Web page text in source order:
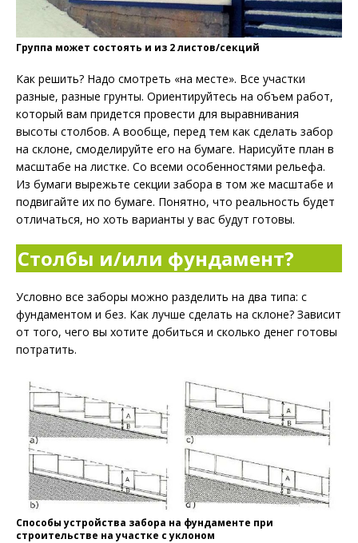
Группа может состоять и из 2 листов/секций
Как решить? Надо смотреть «на месте». Все участки
разные, разные грунты. Ориентируйтесь на объем работ,
который вам придется провести для выравнивания
высоты столбов. А вообще, перед тем как сделать забор
на склоне, смоделируйте его на бумаге. Нарисуйте план в
масштабе на листке. Со всеми особенностями рельефа.
Из бумаги вырежьте секции забора в том же масштабе и
подвигайте их по бумаге. Понятно, что реальность будет
отличаться, но хоть варианты у вас будут готовы.
Столбы и/или фундамент?
Условно все заборы можно разделить на два типа: с
фундаментом и без. Как лучше сделать на склоне? Зависит
от того, чего вы хотите добиться и сколько денег готовы
потратить.
Способы устройства забора на фундаменте при
строительстве на участке с уклоном